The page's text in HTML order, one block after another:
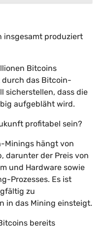
insgesamt produziert
Bitcoins
durch das Bitcoin-
sicherstellen, dass die
aufgebläht wird.
profitabel sein?
Minings hängt von
darunter der Preis von
und Hardware sowie
Prozesses. Es ist
zu
in das Mining einsteigt.
bereits